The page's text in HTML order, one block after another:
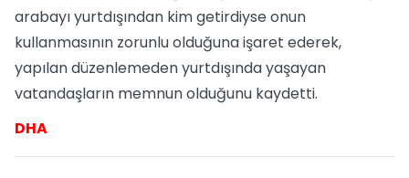
arabayı yurtdışından kim getirdiyse onun
kullanmasının zorunlu olduğuna işaret ederek,
yapılan düzenlemeden yurtdışında yaşayan
vatandaşların memnun olduğunu kaydetti.
DHA